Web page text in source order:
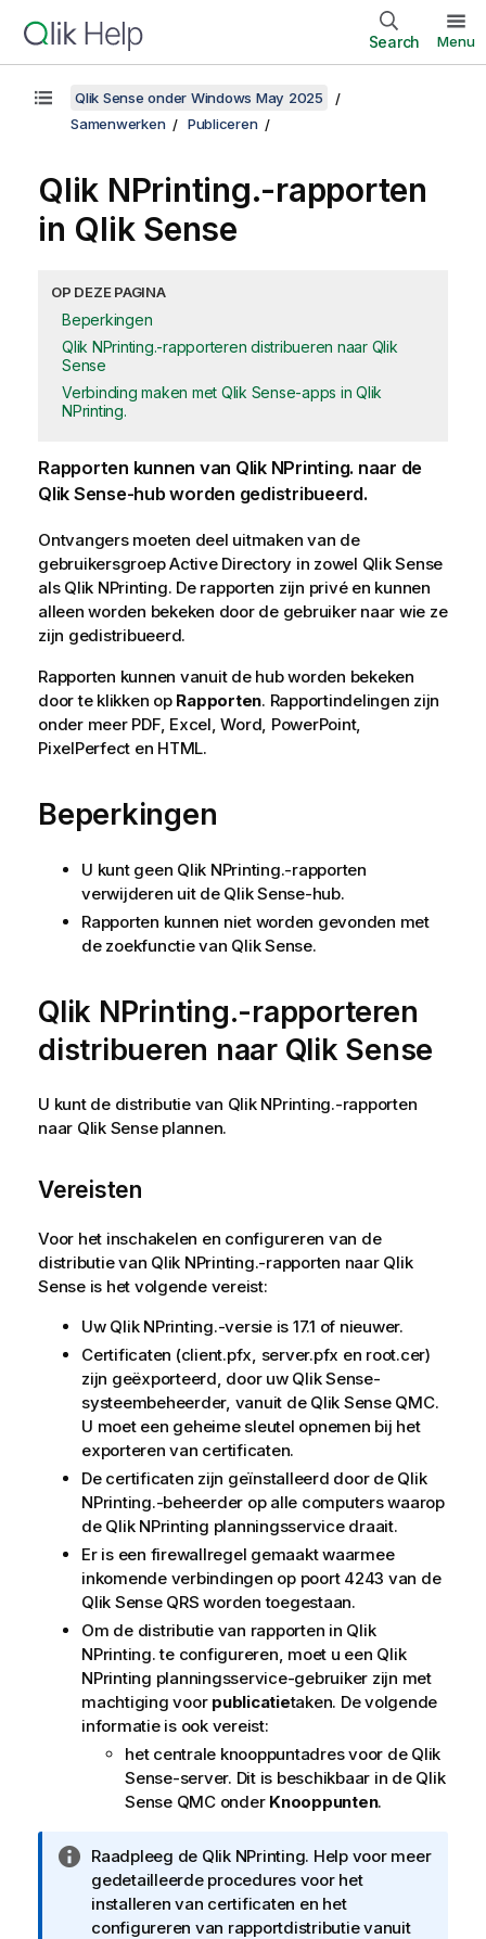
Search Menu
Qlik Sense onder Windows May 2025
Samenwerken
Publiceren
Qlik NPrinting.-rapporten
in Qlik Sense
OP DEZE PAGINA
Beperkingen
Qlik NPrinting.-rapporteren distribueren naar Qlik
Sense
Verbinding maken met Qlik Sense-apps in Qlik
NPrinting.
Rapporten kunnen van Qlik NPrinting. naar de
Qlik Sense-hub worden gedistribueerd.
Ontvangers moeten deel uitmaken van de
gebruikersgroep Active Directory in zowel Qlik Sense
als Qlik NPrinting. De rapporten zijn privé en kunnen
alleen worden bekeken door de gebruiker naar wie ze
zijn gedistribueerd.
Rapporten kunnen vanuit de hub worden bekeken
door te klikken op Rapporten. Rapportindelingen zijn
onder meer PDF, Excel,Word, PowerPoint,
PixelPerfect en HTML.
Beperkingen
U kunt geen Qlik NPrinting.-rapporten
verwijderen uit de Qlik Sense-hub.
Rapporten kunnen niet worden gevonden met
de zoekfunctie van Qlik Sense.
Qlik NPrinting.-rapporteren
distribueren naar Qlik Sense
U kunt de distributie van Qlik NPrinting.-rapporten
naar Qlik Senseplannen.
Vereisten
Voor het inschakelen en configureren van de
distributie van Qlik NPrinting.-rapporten naar Qlik
Senseis het volgende vereist:
Uw Qlik NPrinting.-versie is 17.1 of nieuwer.
Certificaten (client.pfx, server.pfx en root.cer)
zijn geëxporteerd, door uw Qlik Sense-
systeembeheerder, vanuit de Qlik Sense QMC.
U moet een geheime sleutel opnemen bij het
exporteren van certificaten.
De certificaten zijn geïnstalleerd door de Qlik
NPrinting.-beheerder op alle computers waarop
de Qlik NPrinting planningsservicedraait.
Er is een firewallregel gemaakt waarmee
inkomende verbindingen op poort 4243 van de
Qlik Sense QRS worden toegestaan.
Om de distributie van rapporten in Qlik
NPrinting.te configureren, moet u een Qlik
NPrinting planningsservice-gebruiker zijn met
machtiging voor publicatietaken. De volgende
informatie is ook vereist:
het centrale knooppuntadres voor de Qlik
Sense-server. Dit is beschikbaar in de Qlik
SenseQMC onder Knooppunten.
I
n
f
o
Raadpleeg de Qlik NPrinting. Help voor meer
gedetailleerde procedures voor het
installeren van certificaten en het
configureren van rapportdistributie vanuit